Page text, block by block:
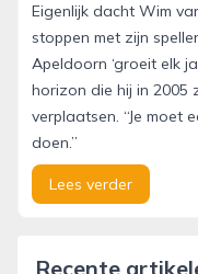
Eigenlijk dacht Wim
stoppen met zijn
Apeldoorn ‘groeit elk
horizon die hij in 2005
verplaatsen. “Je moet
doen.”
Lees verder
Recente